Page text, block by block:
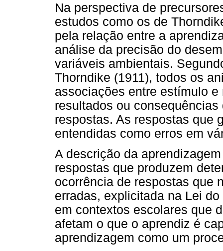
Na perspectiva de
estudos como os de
pela relação entre a
análise da precisão do
variáveis ambientais.
Thorndike (1911), todos os
associações entre estímulo
resultados ou
respostas. As respostas que
entendidas como erros em
A descrição da
respostas que produzem
ocorrência de respostas que
erradas, explicitada na Lei
em contextos escolares que
afetam o que o aprendiz é
aprendizagem como um